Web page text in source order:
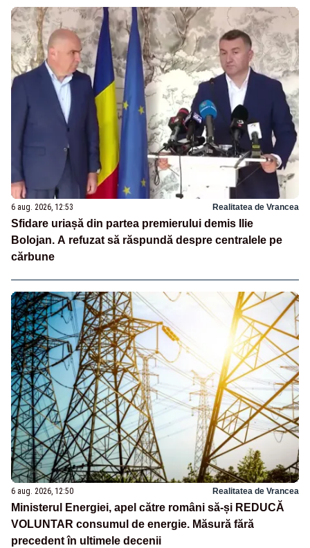
6 aug. 2026, 12:53 Realitatea de Vrancea
Sfidare uriașă din partea premierului demis Ilie
Bolojan. A refuzat să răspundă despre centralele pe
cărbune
6 aug. 2026, 12:50 Realitatea de Vrancea
Ministerul Energiei, apel către români să-și REDUCĂ
VOLUNTAR consumul de energie. Măsură fără
precedent în ultimele decenii